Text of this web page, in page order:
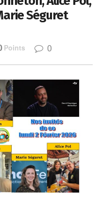
Séguret
Points 0